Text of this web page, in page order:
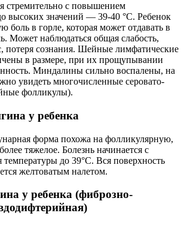
стремительно с повышением
высоких значений — 39-40 °С. Ребенок
боль в горле, которая может отдавать в
Может наблюдаться общая слабость,
потеря сознания. Шейные лимфатические
в размере, при их прощупывании
Миндалины сильно воспалены, на
увидеть многочисленные серовато-
фолликулы).
у ребенка
форма похожа на фолликулярную,
тяжелое. Болезнь начинается с
до 39°С. Вся поверхность
желтоватым налетом.
у ребенка (фиброзно-